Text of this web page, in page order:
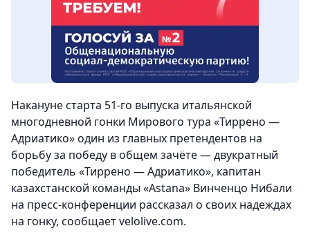
Накануне старта 51-го выпуска итальянской
многодневной гонки Мирового тура «Тиррено —
Адриатико» один из главных претендентов на
борьбу за победу в общем зачёте — двукратный
победитель «Тиррено — Адриатико», капитан
казахстанской команды «Astana» Винченцо Нибали
на пресс-конференции рассказал о своих надеждах
на гонку, сообщает velolive.com.